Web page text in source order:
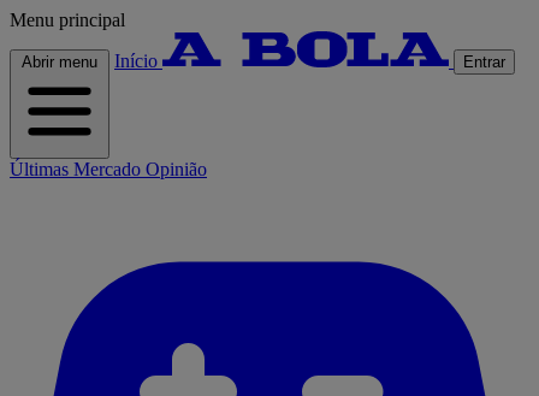
Menu principal
Abrir menu Início Entrar
Últimas Mercado Opinião